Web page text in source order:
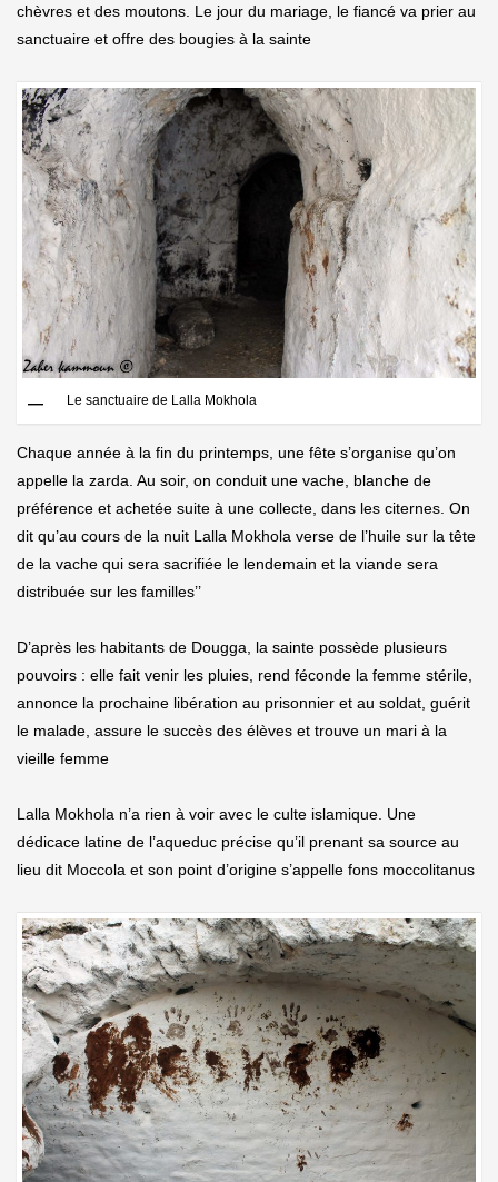
chèvres et des moutons. Le jour du mariage, le fiancé va prier au
sanctuaire et offre des bougies à la sainte
Le sanctuaire de Lalla Mokhola
Chaque année à la fin du printemps, une fête s’organise qu’on
appelle la zarda. Au soir, on conduit une vache, blanche de
préférence et achetée suite à une collecte, dans les citernes. On
dit qu’au cours de la nuit Lalla Mokhola verse de l’huile sur la tête
de la vache qui sera sacrifiée le lendemain et la viande sera
distribuée sur les familles’’
D’après les habitants de Dougga, la sainte possède plusieurs
pouvoirs : elle fait venir les pluies, rend féconde la femme stérile,
annonce la prochaine libération au prisonnier et au soldat, guérit
le malade, assure le succès des élèves et trouve un mari à la
vieille femme
Lalla Mokhola n’a rien à voir avec le culte islamique. Une
dédicace latine de l’aqueduc précise qu’il prenant sa source au
lieu dit Moccola et son point d’origine s’appelle fons moccolitanus